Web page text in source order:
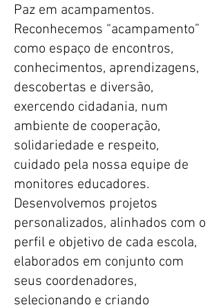
Paz em acampamentos.
Reconhecemos “acampamento”
como espaço de encontros,
conhecimentos, aprendizagens,
descobertas e diversão,
exercendo cidadania, num
ambiente de cooperação,
solidariedade e respeito,
cuidado pela nossa equipe de
monitores educadores.
Desenvolvemos projetos
personalizados, alinhados com o
perfil e objetivo de cada escola,
elaborados em conjunto com
seus coordenadores,
selecionando e criando